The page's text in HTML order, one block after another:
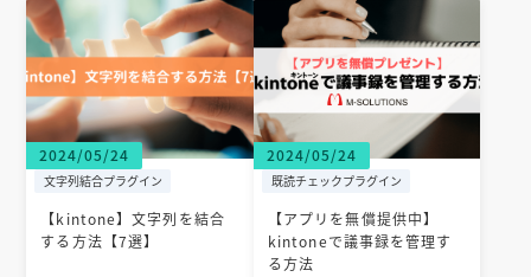
2024/05/24
文字列結合プラグイン
【kintone】文字列を結合
する方法【7選】
2024/05/24
既読チェックプラグイン
【アプリを無償提供中】
kintoneで議事録を管理す
る方法